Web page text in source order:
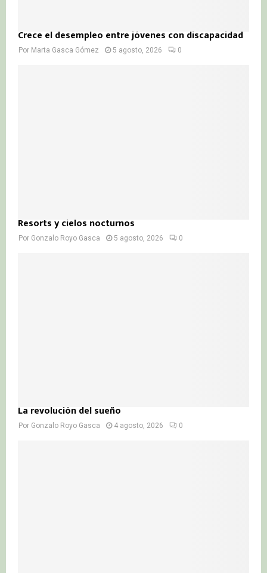
Crece el desempleo entre jóvenes con discapacidad
Por Marta Gasca Gómez 5 agosto, 2026 0
Resorts y cielos nocturnos
Por Gonzalo Royo Gasca 5 agosto, 2026 0
La revolución del sueño
Por Gonzalo Royo Gasca 4 agosto, 2026 0